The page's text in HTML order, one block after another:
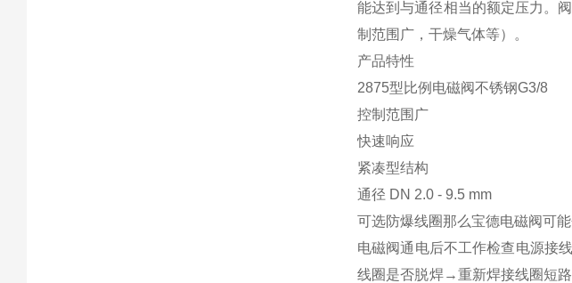
能达到与通径相当的额定压力。
制范围广，干燥气体等）。
产品特性
2875型比例电磁阀不锈钢G3/8
控制范围广
快速响应
紧凑型结构
通径 DN 2.0 - 9.5 mm
可选防爆线圈那么宝德电磁阀可
电磁阀通电后不工作检查电源接
线圈是否脱焊→重新焊接线圈短